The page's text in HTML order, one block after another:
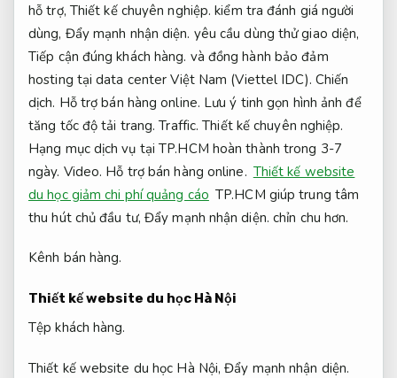
hỗ trợ, Thiết kế chuyên nghiệp. kiểm tra đánh giá người
dùng, Đẩy mạnh nhận diện. yêu cầu dùng thử giao diện,
Tiếp cận đúng khách hàng. và đồng hành bảo đảm
hosting tại data center Việt Nam (Viettel IDC). Chiến
dịch. Hỗ trợ bán hàng online. Lưu ý tinh gọn hình ảnh để
tăng tốc độ tải trang.Traffic. Thiết kế chuyên nghiệp.
Hạng mục dịch vụ tại TP.HCM hoàn thành trong 3-7
ngày. Video. Hỗ trợ bán hàng online. Thiết kế website
du học giảm chi phí quảng cáo TP.HCM giúp trung tâm
thu hút chủ đầu tư, Đẩy mạnh nhận diện. chỉn chu hơn.
Kênh bán hàng.
Thiết kế website du học Hà Nội
Tệp khách hàng.
Thiết kế website du học Hà Nội,Đẩy mạnh nhận diện.